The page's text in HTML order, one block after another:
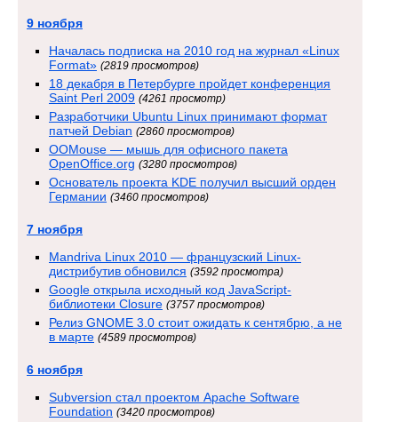
9 ноября
Началась подписка на 2010 год на журнал «Linux
Format» (2819 просмотров)
18 декабря в Петербурге пройдет конференция
Saint Perl 2009 (4261 просмотр)
Разработчики Ubuntu Linux принимают формат
патчей Debian (2860 просмотров)
OOMouse — мышь для офисного пакета
OpenOffice.org (3280 просмотров)
Основатель проекта KDE получил высший орден
Германии (3460 просмотров)
7 ноября
Mandriva Linux 2010 — французский Linux-
дистрибутив обновился (3592 просмотра)
Google открыла исходный код JavaScript-
библиотеки Closure (3757 просмотров)
Релиз GNOME 3.0 стоит ожидать к сентябрю, а не
в марте (4589 просмотров)
6 ноября
Subversion стал проектом Apache Software
Foundation (3420 просмотров)